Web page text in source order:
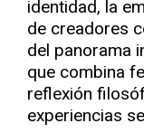
identidad, la
de creadores
del panorama
que combina
reflexión
experiencias